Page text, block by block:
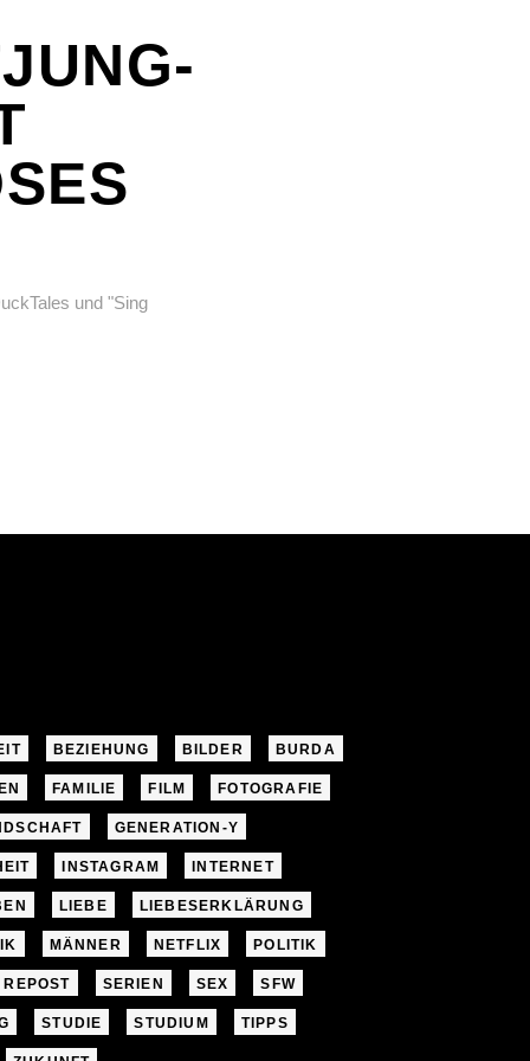
und "Sing
BEZIEHUNG BILDER BURDA
FAMILIE FILM FOTOGRAFIE
GENERATION-Y
INSTAGRAM INTERNET
LIEBE LIEBESERKLÄRUNG
MÄNNER NETFLIX POLITIK
REPOST SERIEN SEX SFW
STUDIE STUDIUM TIPPS